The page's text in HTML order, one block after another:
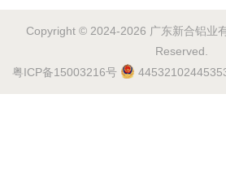
Copyright © 2024-2026 广东新合铝业
Reserved.
粤ICP备15003216号